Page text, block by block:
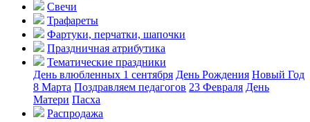
Свечи
Трафареты
Фартуки, перчатки, шапочки
Праздничная атрибутика
Тематические праздники
День влюбленных 1 сентября День Рождения Новый Год
8 Марта Поздравляем педагогов 23 Февраля День
Матери Пасха
Распродажа